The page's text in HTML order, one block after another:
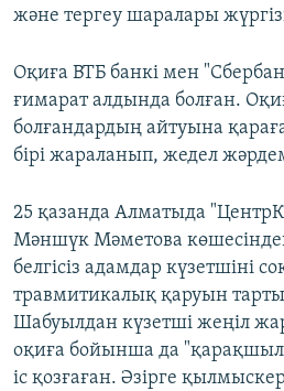
және тергеу шаралары
Оқиға ВТБ банкі мен
ғимарат алдында болған.
болғандардың айтуына
бірі жараланып, жедел
25 қазанда Алматыда
Мәншүк Мәметова
белгісіз адамдар күзетшіні
травмитикалық қаруын
Шабуылдан күзетші жеңіл
оқиға бойынша да
іс қозғаған. Әзірге